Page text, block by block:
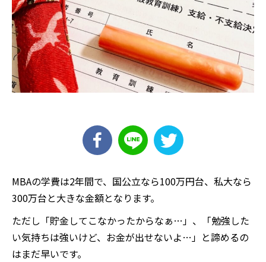
MBAの学費は2年間で、国公立なら100万円台、私大なら
300万台と大きな金額となります。
ただし「貯金してこなかったからなぁ…」、「勉強した
い気持ちは強いけど、お金が出せないよ…」と諦めるの
はまだ早いです。